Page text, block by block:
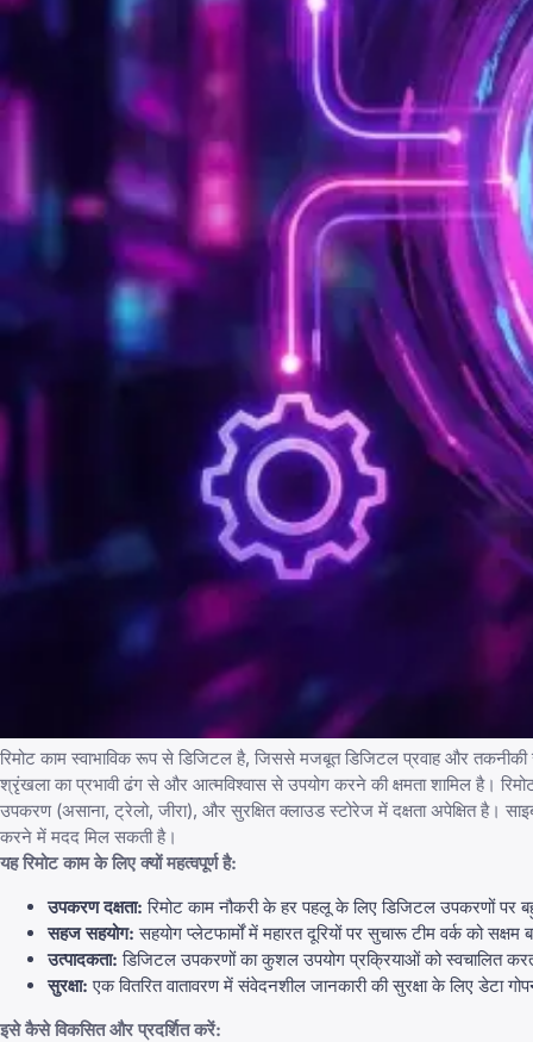
रिमोट काम स्वाभाविक रूप से डिजिटल है, जिससे मजबूत डिजिटल प्रवाह और तकनीकी
श्रृंखला का प्रभावी ढंग से और आत्मविश्वास से उपयोग करने की क्षमता शामिल है।
उपकरण (असाना, ट्रेलो, जीरा), और सुरक्षित क्लाउड स्टोरेज में दक्षता अपेक्षित है।
करने में मदद मिल सकती है।
यह रिमोट काम के लिए क्यों महत्वपूर्ण है:
उपकरण दक्षता: रिमोट काम नौकरी के हर पहलू के लिए डिजिटल उपकरणों पर
सहज सहयोग: सहयोग प्लेटफार्मों में महारत दूरियों पर सुचारू टीम वर्क को सक्षम
उत्पादकता: डिजिटल उपकरणों का कुशल उपयोग प्रक्रियाओं को स्वचालित
सुरक्षा: एक वितरित वातावरण में संवेदनशील जानकारी की सुरक्षा के लिए डेटा
इसे कैसे विकसित और प्रदर्शित करें: